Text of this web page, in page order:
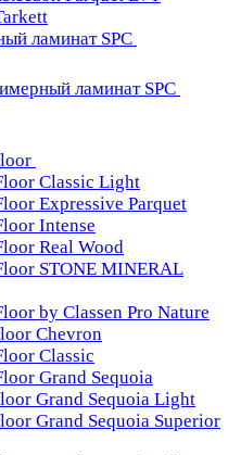
ламинат SPC
ламинат SPC
Classic Light
Expressive Parquet
Intense
Real Wood
STONE MINERAL
by Classen Pro Nature
Chevron
Classic
Grand Sequoia
Grand Sequoia Light
Grand Sequoia Superior